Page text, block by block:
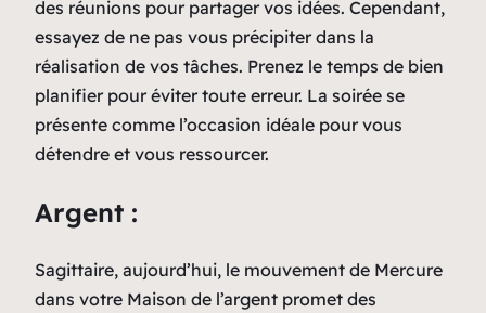
des réunions pour partager vos idées. Cependant,
essayez de ne pas vous précipiter dans la
réalisation de vos tâches. Prenez le temps de bien
planifier pour éviter toute erreur. La soirée se
présente comme l’occasion idéale pour vous
détendre et vous ressourcer.
Argent :
Sagittaire, aujourd’hui, le mouvement de Mercure
dans votre Maison de l’argent promet des